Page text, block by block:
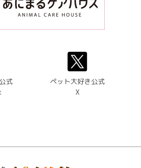
式
ペット大好き公式
X